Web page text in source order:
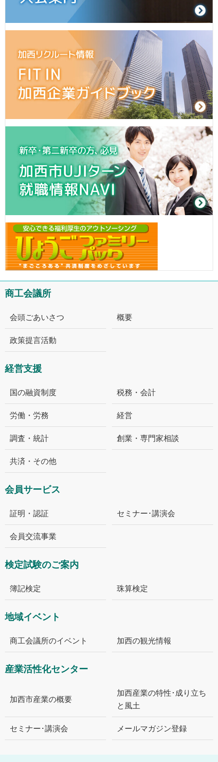
商工会議所
会頭ごあいさつ 概要
政策提言活動
経営支援
国の融資制度 税務・会計
労働・労務 経営
調査・統計 創業・専門家相談
共済・その他
会員サービス
証明・認証 セミナー･講演会
会員交流事業
検定試験のご案内
簿記検定 珠算検定
地域イベント
商工会議所のイベント 加西の観光情報
産業活性化センター
加西市産業の概要
加西産業の特性･成り立ち
と風土
セミナー･講演会 メールマガジン登録